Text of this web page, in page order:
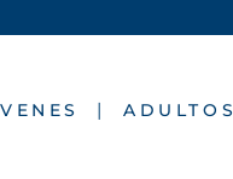
ADULTOS